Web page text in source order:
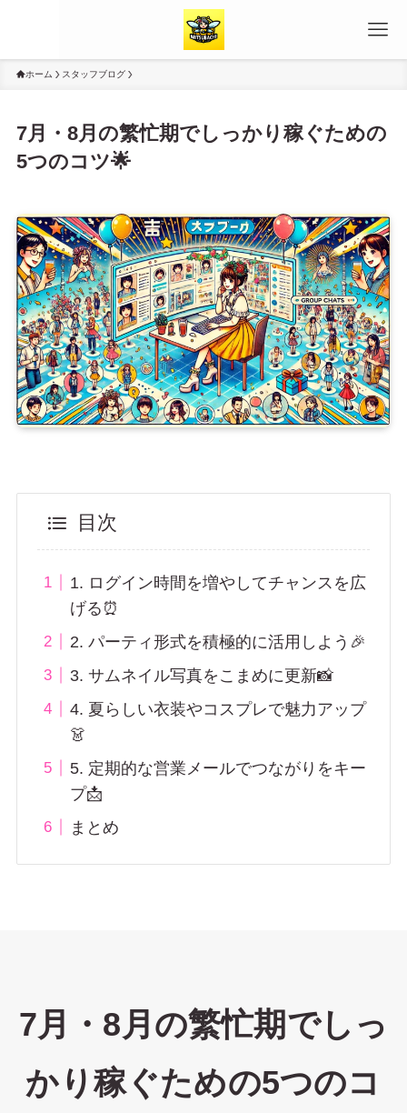
ホーム スタッフブログ
7月・8月の繁忙期でしっかり稼ぐための
5つのコツ🌟
目次
1. ログイン時間を増やしてチャンスを広
げる⏰
2. パーティ形式を積極的に活用しよう🎉
3. サムネイル写真をこまめに更新📸
4. 夏らしい衣装やコスプレで魅力アップ
👗
5. 定期的な営業メールでつながりをキー
プ📩
まとめ
7月・8月の繁忙期でしっ
かり稼ぐための5つのコ